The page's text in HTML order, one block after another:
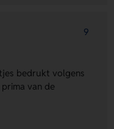
9
bedrukt volgens
van de